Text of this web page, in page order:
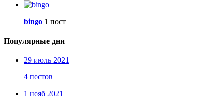
bingo 1 пост
Популярные дни
29 июль 2021
4 постов
1 нояб 2021